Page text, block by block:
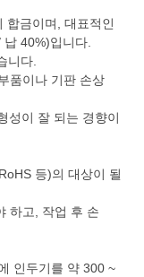
합금이며, 대표적인
40%)입니다.
니다.
품이나 기판 손상
성이 잘 되는 경향이
등)의 대상이 될
하고, 작업 후 손
인두기를 약 300 ~